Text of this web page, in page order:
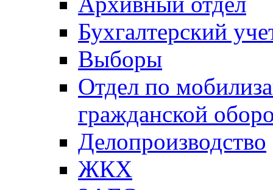
Бухгалтерский
Выборы
Отдел по
гражданской
Делопроизводство
ЖКХ